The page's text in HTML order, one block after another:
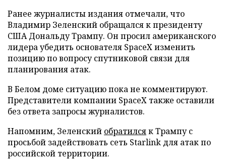
Ранее журналисты издания отмечали, что
Владимир Зеленский обращался к президенту
США Дональду Трампу. Он просил американского
лидера убедить основателя SpaceX изменить
позицию по вопросу спутниковой связи для
планирования атак.
В Белом доме ситуацию пока не комментируют.
Представители компании SpaceX также оставили
без ответа запросы журналистов.
Напомним, Зеленский обратилсяк Трампу с
просьбой задействовать сеть Starlink для атак по
российской территории.